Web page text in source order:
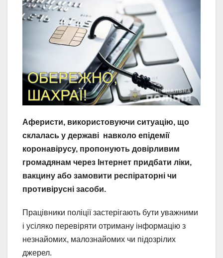
Аферисти, використовуючи ситуацію, що
склалась у державі навколо епідемії
коронавірусу, пропонують довірливим
громадянам через Інтернет придбати ліки,
вакцину або замовити респіраторні чи
противірусні засоби.
Працівники поліції застерігають бути уважними
і усіляко перевіряти отриману інформацію з
незнайомих, малознайомих чи підозрілих
джерел.